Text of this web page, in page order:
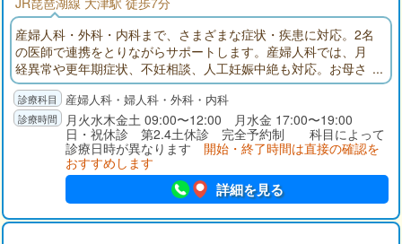
産婦人科・外科・内科まで、さまざまな症状・疾患に対応。2名
の医師で連携をとりながらサポートします。産婦人科では、月
経異常や更年期症状、不妊相談、人工妊娠中絶も対応。お母さ
まのサポートを幅広く行っております。内科では生活習慣病に
対し、内服治療や予防、健康増進の観点から、患者さまに寄り
添った治療をご提案します。
産婦人科・婦人科・外科・内科
月火水木金土 09:00〜12:00 月水金 17:00〜19:00
日・祝休診 第2.4土休診 完全予約制 科目によって
診療日時が異なります 開始・終了時間は直接の確認を
おすすめします
詳細を見る